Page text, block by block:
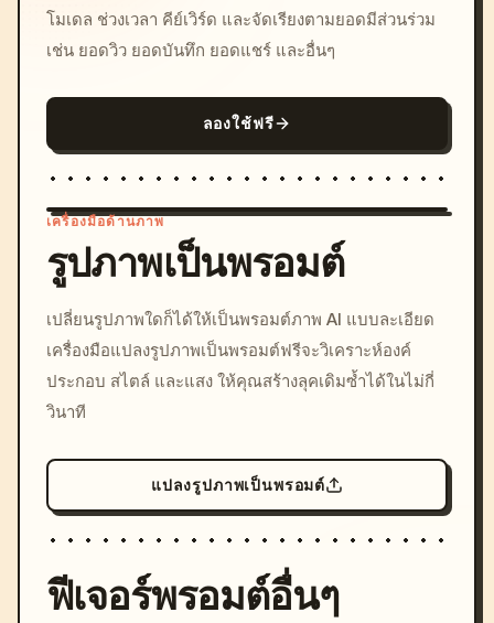
โมเดล ช่วงเวลา คีย์เวิร์ด และจัดเรียงตามยอดมีส่วนร่วม
เช่น ยอดวิว ยอดบันทึก ยอดแชร์ และอื่นๆ
ลองใช้ฟรี
c, cyberpunk sunset, neon
colors, 8k --v 6.0
เครื่องมือด้านภาพ
รูปภาพเป็นพรอมต์
เปลี่ยนรูปภาพใดก็ได้ให้เป็นพรอมต์ภาพ AI แบบละเอียด
เครื่องมือแปลงรูปภาพเป็นพรอมต์ฟรีจะวิเคราะห์องค์
ประกอบ สไตล์ และแสง ให้คุณสร้างลุคเดิมซ้ำได้ในไม่กี่
วินาที
แปลงรูปภาพเป็นพรอมต์
ฟีเจอร์พรอมต์อื่นๆ